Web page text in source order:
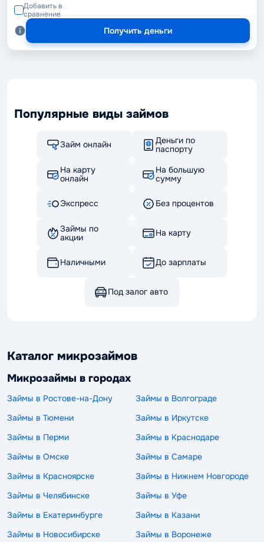
Добавить в
сравнение
Получить деньги
Популярные виды займов
Займ онлайн
Деньги по
паспорту
На карту
онлайн
На большую
сумму
Экспресс Без процентов
Займы по
акции
На карту
Наличными До зарплаты
Под залог авто
Каталог микрозаймов
Микрозаймы в городах
Займы в Ростове-на-Дону
Займы в Волгограде
Займы в Тюмени
Займы в Иркутске
Займы в Перми
Займы в Краснодаре
Займы в Омске
Займы в Самаре
Займы в Красноярске
Займы в Нижнем Новгороде
Займы в Челябинске
Займы в Уфе
Займы в Екатеринбурге
Займы в Казани
Займы в Новосибирске
Займы в Воронеже